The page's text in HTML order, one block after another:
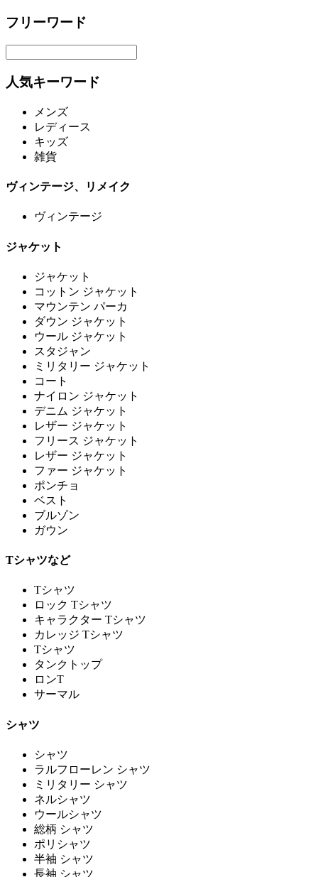
フリーワード
人気キーワード
メンズ
レディース
キッズ
雑貨
ヴィンテージ、リメイク
ヴィンテージ
ジャケット
ジャケット
コットン ジャケット
マウンテン パーカ
ダウン ジャケット
ウール ジャケット
スタジャン
ミリタリー ジャケット
コート
ナイロン ジャケット
デニム ジャケット
レザー ジャケット
フリース ジャケット
レザー ジャケット
ファー ジャケット
ポンチョ
ベスト
ブルゾン
ガウン
Tシャツなど
Tシャツ
ロック Tシャツ
キャラクター Tシャツ
カレッジ Tシャツ
Tシャツ
タンクトップ
ロンT
サーマル
シャツ
シャツ
ラルフローレン シャツ
ミリタリー シャツ
ネルシャツ
ウールシャツ
総柄 シャツ
ポリシャツ
半袖 シャツ
長袖 シャツ